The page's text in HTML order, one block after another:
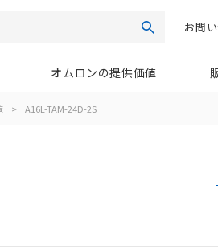
検索お問
オムロンの提供価値
> A16L-TAM-24D-2S